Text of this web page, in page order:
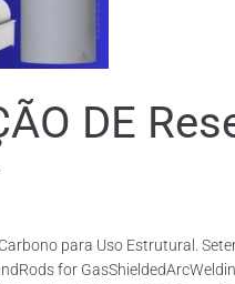
DE
para Uso Estrutural.
for